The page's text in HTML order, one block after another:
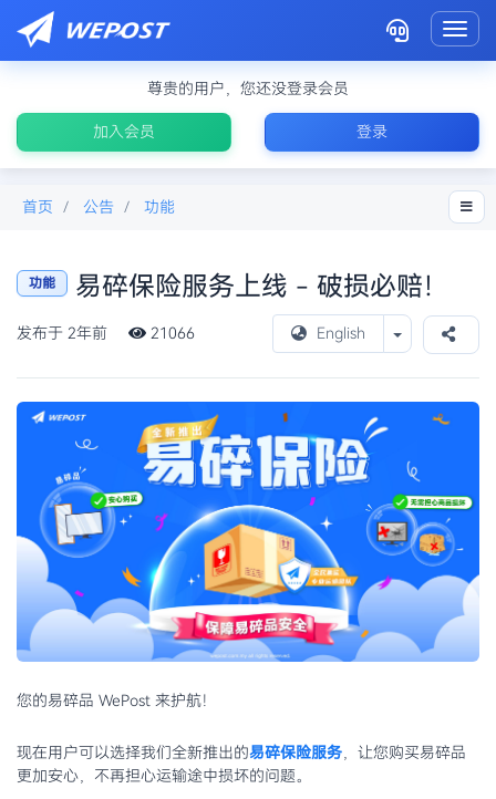
尊贵的用户，您还没登录会员
加入会员 登录
首页 公告 功能
功能 易碎保险服务上线 - 破损必赔！
发布于 2年前 21066 English Toggle
您的易碎品 WePost 来护航！
现在用户可以选择我们全新推出的易碎保险服务 ，让您购买易碎品
更加安心，不再担心运输途中损坏的问题。